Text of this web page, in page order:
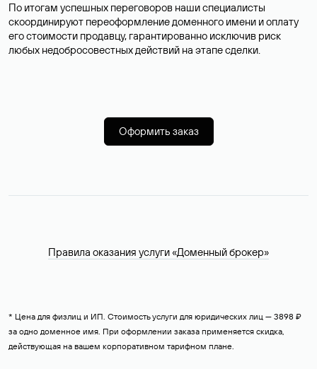
По итогам успешных переговоров наши специалисты
скоординируют переоформление доменного имени и оплату
его стоимости продавцу, гарантированно исключив риск
любых недобросовестных действий на этапе сделки.
Оформить заказ
Правила оказания услуги «Доменный брокер»
* Цена для физлиц и ИП. Стоимость услуги для юридических лиц — 3898 ₽
за одно доменное имя. При оформлении заказа применяется скидка,
действующая на вашем корпоративном тарифном плане.